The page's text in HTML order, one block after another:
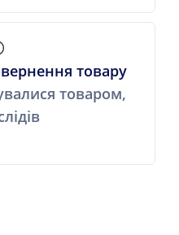
товару
товаром,